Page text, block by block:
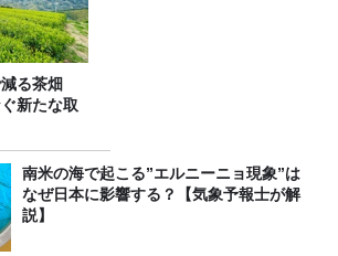
減る茶畑
新たな取
南米の海で起こる”エルニーニョ現象”は
なぜ日本に影響する？【気象予報士が解
説】